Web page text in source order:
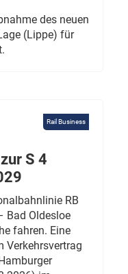
des neuen
(Lippe) für
Rail Business
S 4
RB
Bad Oldesloe
fahren. Eine
Verkehrsvertrag